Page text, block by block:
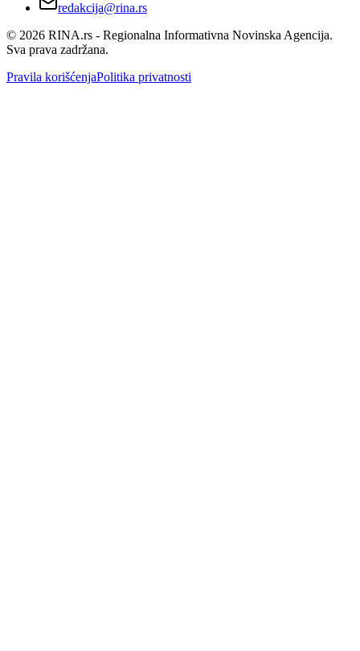
redakcija@rina.rs
© 2026 RINA.rs - Regionalna Informativna Novinska Agencija.
Sva prava zadržana.
Pravila korišćenjaPolitika privatnosti